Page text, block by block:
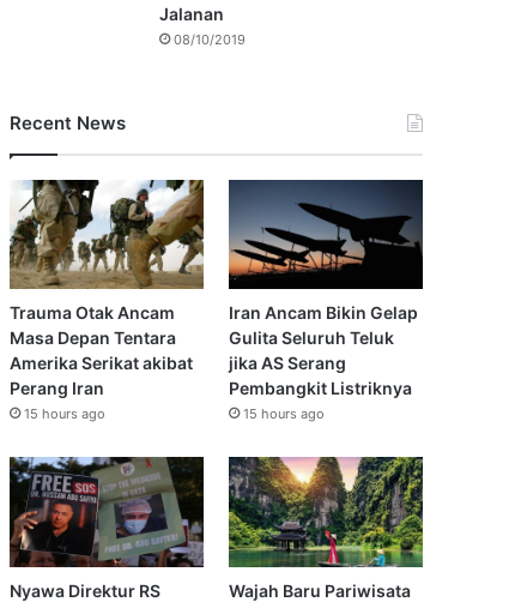
Jalanan
08/10/2019
Recent News
Trauma Otak Ancam
Masa Depan Tentara
Amerika Serikat akibat
Perang Iran
15 hours ago
Iran Ancam Bikin Gelap
Gulita Seluruh Teluk
jika AS Serang
Pembangkit Listriknya
15 hours ago
Nyawa Direktur RS
Wajah Baru Pariwisata